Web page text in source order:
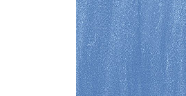
3장 해방의 길을 노래
강은 흐르고, 노래는 해
스토노 폭동과 흑인교
해리엇 터브먼과 지하